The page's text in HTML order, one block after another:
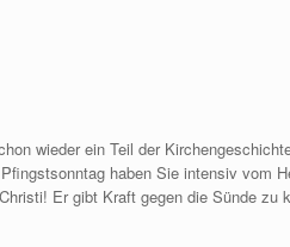
wieder ein Teil der
haben Sie intensiv vom
Er gibt Kraft gegen die Sünde zu